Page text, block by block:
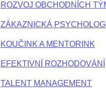
ROZVOJ OBCHODNÍCH
ZÁKAZNICKÁ
KOUČINK A MENTORINK
EFEKTIVNÍ ROZHODOVÁNÍ
TALENT MANAGEMENT